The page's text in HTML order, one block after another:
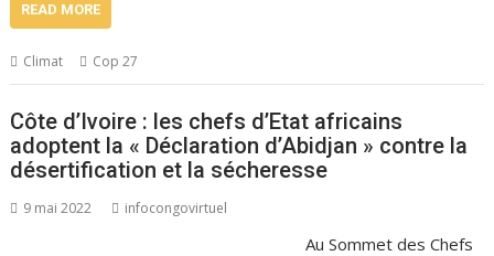
READ MORE
Climat Cop 27
Côte d’Ivoire : les chefs d’Etat africains
adoptent la « Déclaration d’Abidjan » contre la
désertification et la sécheresse
9 mai 2022 infocongovirtuel
Au Sommet des Chefs